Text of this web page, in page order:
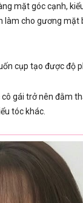
mặt góc cạnh,
làm cho gương mặt
cụp tạo được độ
gái trở nên đằm
tóc khác.